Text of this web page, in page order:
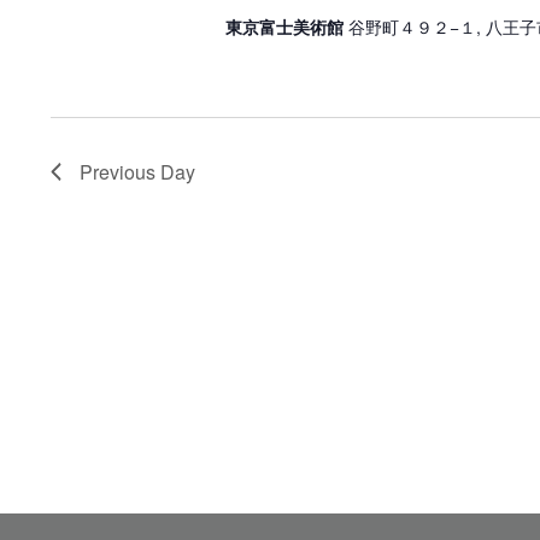
東京富士美術館谷野町４９２−１, 八王
Previous Day